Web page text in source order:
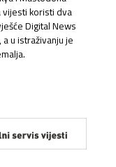
vijesti koristi dva
Digital News
u istraživanju je